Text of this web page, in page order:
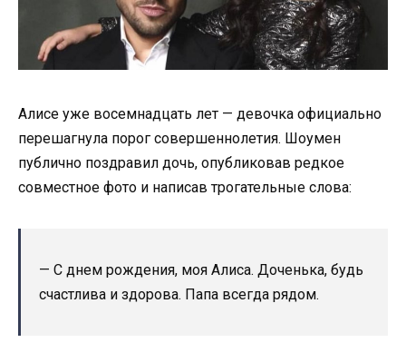
Алисе уже восемнадцать лет — девочка официально
перешагнула порог совершеннолетия. Шоумен
публично поздравил дочь, опубликовав редкое
совместное фото и написав трогательные слова:
— С днем рождения, моя Алиса. Доченька, будь
счастлива и здорова. Папа всегда рядом.